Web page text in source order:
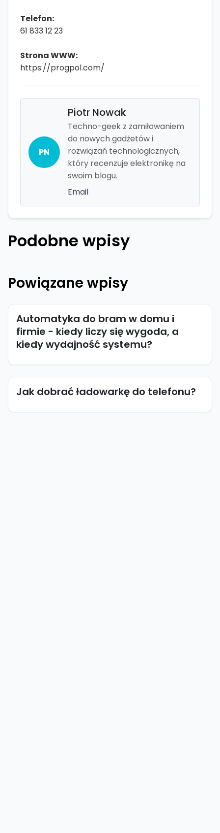
Telefon:
61 833 12 23
Strona WWW:
https://progpol.com/
PN
Piotr Nowak
Techno-geek z zamiłowaniem
do nowych gadżetów i
rozwiązań technologicznych,
który recenzuje elektronikę na
swoim blogu.
Email
Podobne wpisy
Powiązane wpisy
Automatyka do bram w domu i
firmie - kiedy liczy się wygoda, a
kiedy wydajność systemu?
Jak dobrać ładowarkę do telefonu?